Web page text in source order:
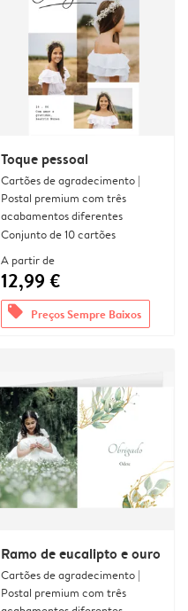
Toque pessoal
Cartões de agradecimento |
Postal premium com três
acabamentos diferentes
Conjunto de 10 cartões
A partir de
12,99 €
offers Preços Sempre Baixos
Ramo de eucalipto e ouro
Cartões de agradecimento |
Postal premium com três